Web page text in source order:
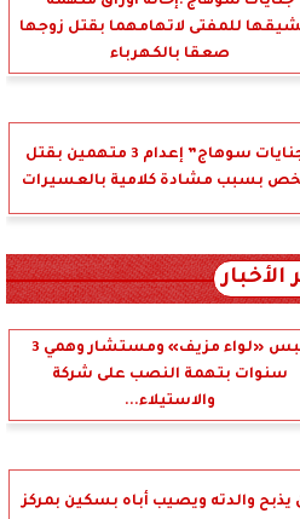
للمفتى لاتهامهما بقتل زوجها
صعقا بالكهرباء
”جنايات سوهاج” إعدام 3 متهمين بقتل
بسبب مشادة كلامية بالعسيرات
الأخبار
حبس «لواء مزيف» ومستشار وهمي 3
سنوات بتهمة النصب على شركة
والاستيلاء...
يذبح والدته ويصيب أباه بسكين بمركز